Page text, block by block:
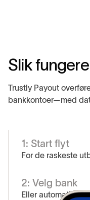
Slikfungere
Trustly Payout
bankkontoer—med
1: Start flyt
For de raskeste
2: Velg bank
Eller automatiser